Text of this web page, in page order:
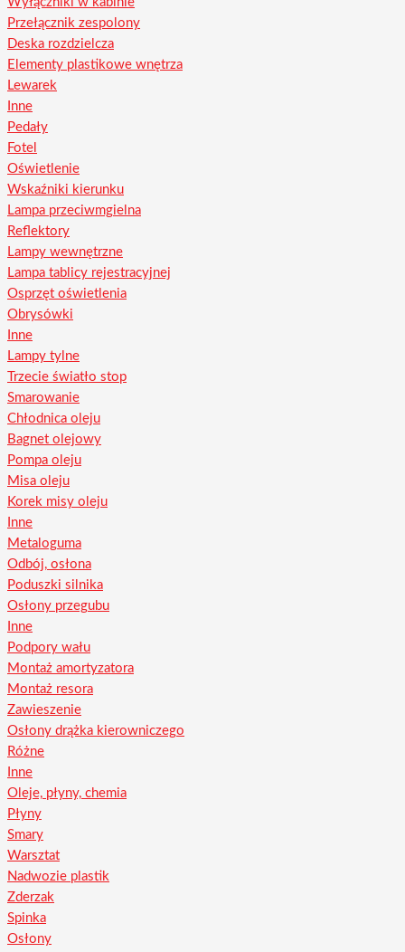
Przełącznik zespolony
Deska rozdzielcza
Elementy plastikowe wnętrza
Lewarek
Inne
Pedały
Fotel
Oświetlenie
Wskaźniki kierunku
Lampa przeciwmgielna
Reflektory
Lampy wewnętrzne
Lampa tablicy rejestracyjnej
Osprzęt oświetlenia
Obrysówki
Inne
Lampy tylne
Trzecie światło stop
Smarowanie
Chłodnica oleju
Bagnet olejowy
Pompa oleju
Misa oleju
Korek misy oleju
Inne
Metaloguma
Odbój, osłona
Poduszki silnika
Osłony przegubu
Inne
Podpory wału
Montaż amortyzatora
Montaż resora
Zawieszenie
Osłony drążka kierowniczego
Różne
Inne
Oleje, płyny, chemia
Płyny
Smary
Warsztat
Nadwozie plastik
Zderzak
Spinka
Osłony